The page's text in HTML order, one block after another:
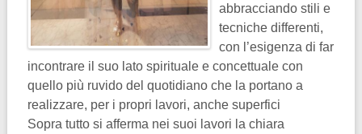
abbracciando stili e
tecniche differenti,
con l’esigenza di far
incontrare il suo lato spirituale e concettuale con
quello più ruvido del quotidiano che la portano a
realizzare, per i propri lavori, anche superfici
Sopra tutto si afferma nei suoi lavori la chiara